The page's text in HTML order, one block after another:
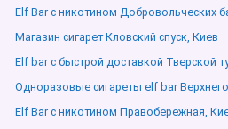
Elf Bar с никотином Добровольческих
Магазин сигарет Кловский спуск, Киев
Elf bar с быстрой доставкой Тверской
Одноразовые сигареты elf bar
Elf Bar с никотином Правобережная,